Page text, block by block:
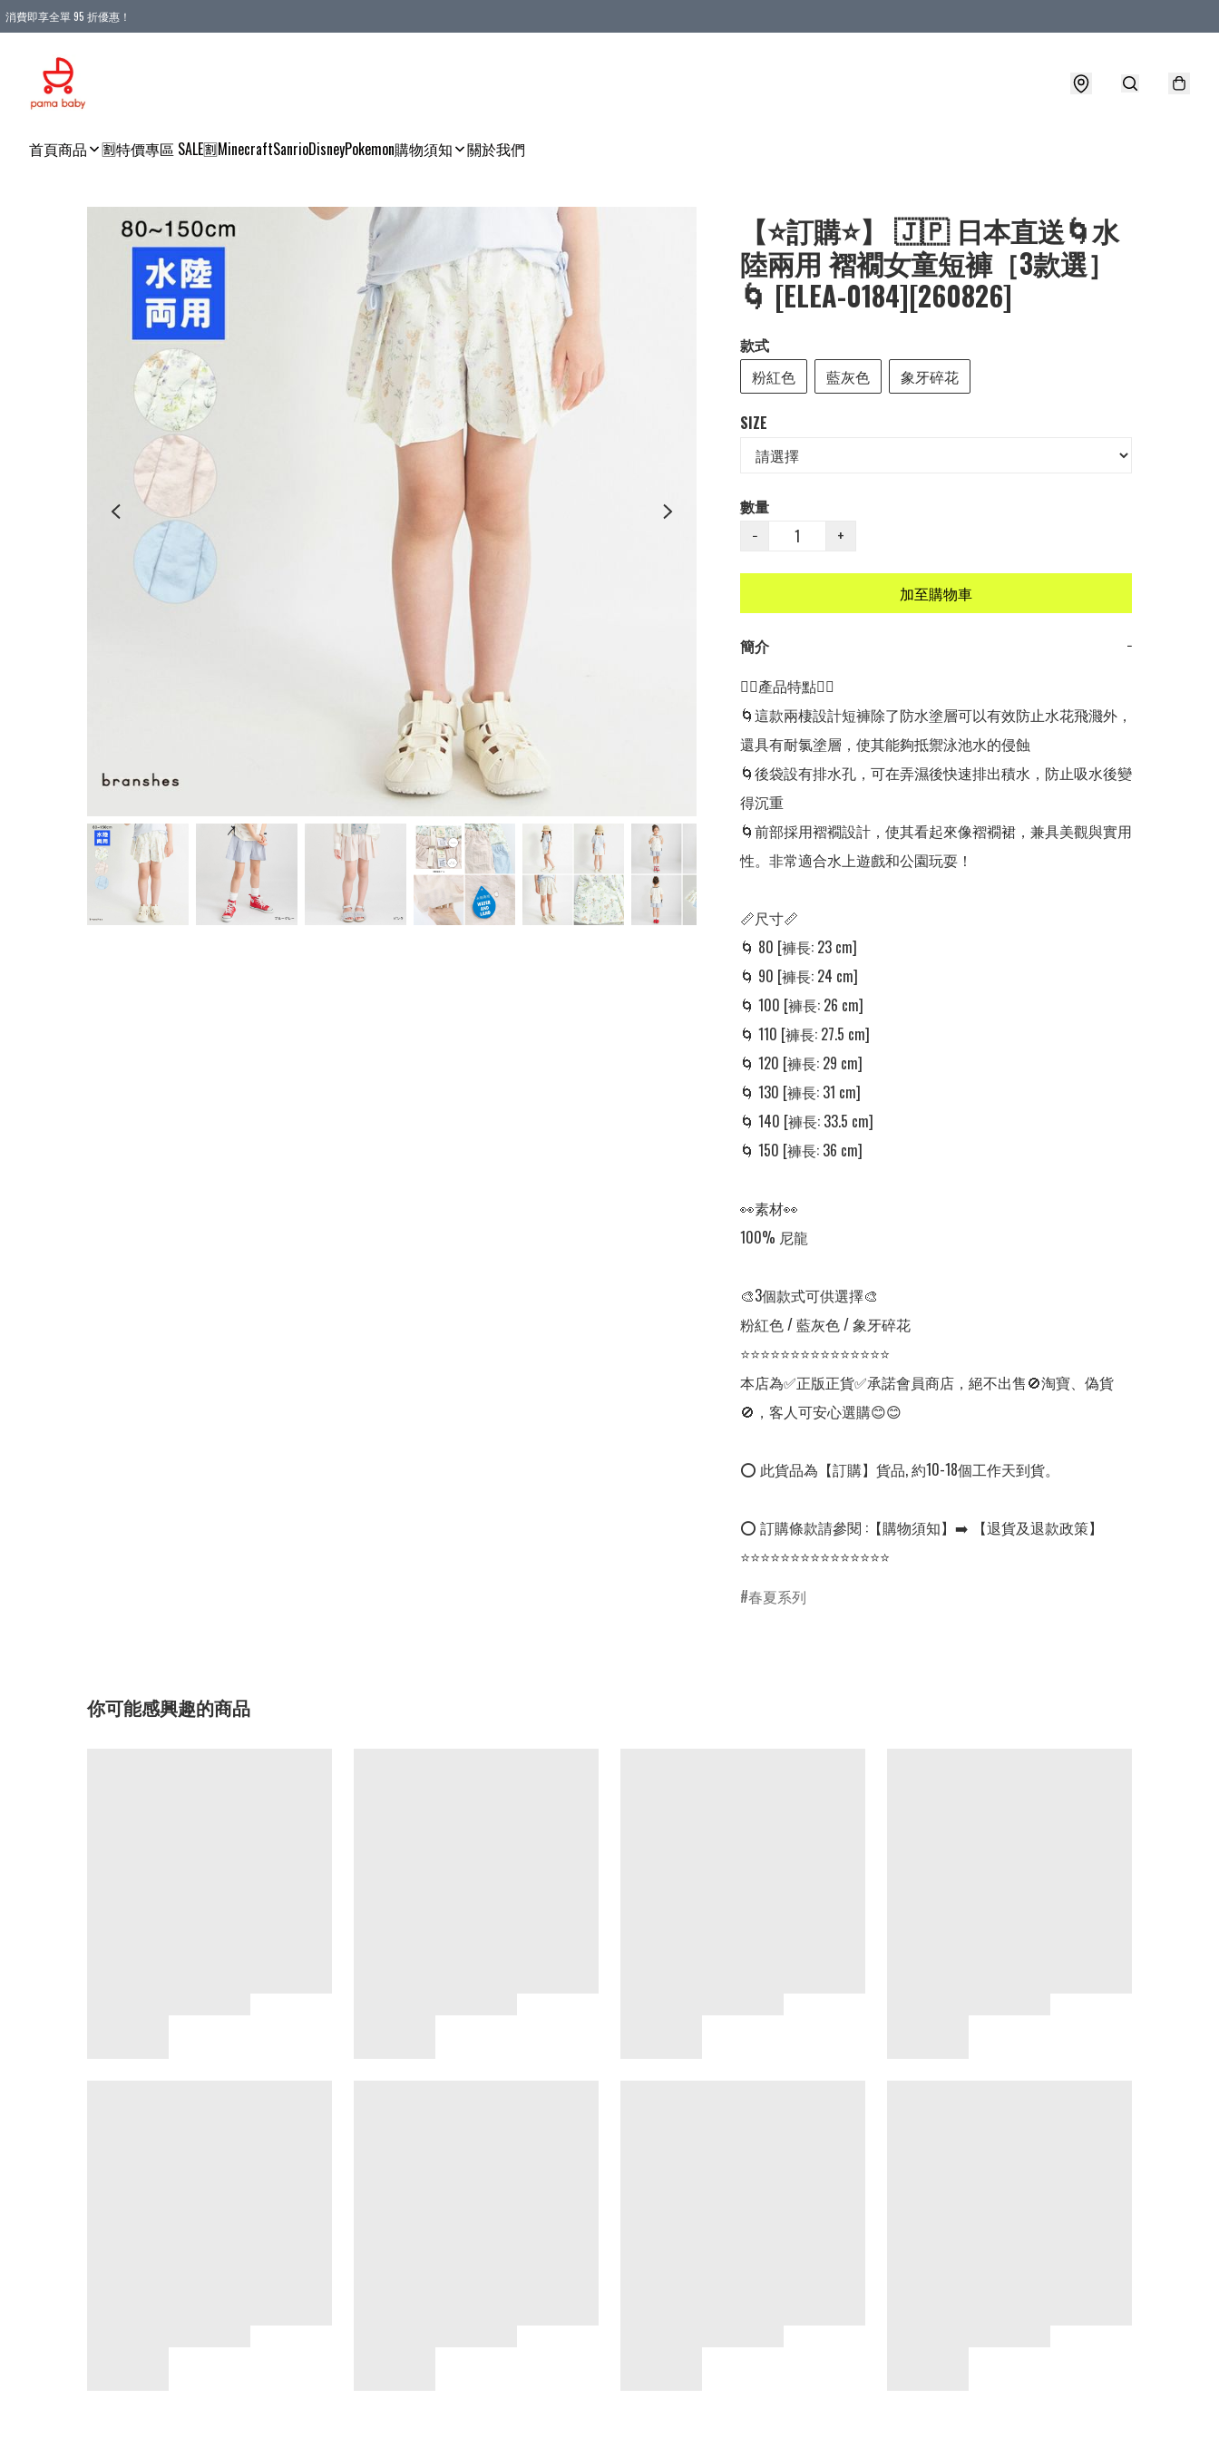
消費即享全單 95 折優惠！
首頁商品 🈹特價專區 SALE🈹MinecraftSanrioDisneyPokemon購物須知 關於我們
【⭐訂購⭐】 🇯🇵 日本直送🌀水
陸兩用 褶襉女童短褲［3款選］
🌀 [ELEA-0184][260826]
款式
粉紅色
藍灰色 象牙碎花
SIZE
數量
−
+
加至購物車
簡介
−
👍🏻產品特點👍🏻
🌀這款兩棲設計短褲除了防水塗層可以有效防止水花飛濺外，
還具有耐氯塗層，使其能夠抵禦泳池水的侵蝕
🌀後袋設有排水孔，可在弄濕後快速排出積水，防止吸水後變
得沉重
🌀前部採用褶襉設計，使其看起來像褶襉裙，兼具美觀與實用
性。非常適合水上遊戲和公園玩耍！
📏尺寸📏
🌀 80 [褲長: 23 cm]
🌀 90 [褲長: 24 cm]
🌀 100 [褲長: 26 cm]
🌀 110 [褲長: 27.5 cm]
🌀 120 [褲長: 29 cm]
🌀 130 [褲長: 31 cm]
🌀 140 [褲長: 33.5 cm]
🌀 150 [褲長: 36 cm]
👀素材👀
100% 尼龍
🎨3個款式可供選擇🎨
粉紅色 / 藍灰色 / 象牙碎花
⭐⭐⭐⭐⭐⭐⭐⭐⭐⭐⭐⭐⭐⭐⭐
本店為✅正版正貨✅承諾會員商店，絕不出售🚫淘寶、偽貨
🚫，客人可安心選購😊😊
⭕ 此貨品為【訂購】貨品, 約10-18個工作天到貨。
⭕ 訂購條款請參閱 :【購物須知】➡️ 【退貨及退款政策】
⭐⭐⭐⭐⭐⭐⭐⭐⭐⭐⭐⭐⭐⭐⭐
春夏系列
你可能感興趣的商品